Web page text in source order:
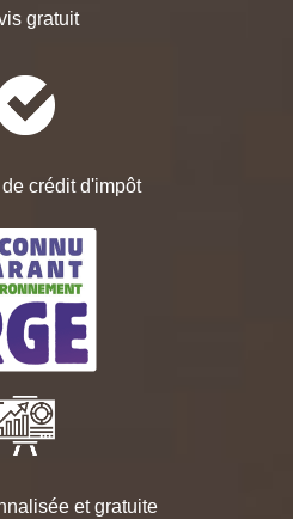
gratuit
crédit d'impôt
et gratuite